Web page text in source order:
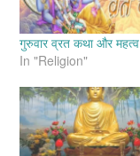
गुरुवार व्रत कथा और महत्व
In "Religion"